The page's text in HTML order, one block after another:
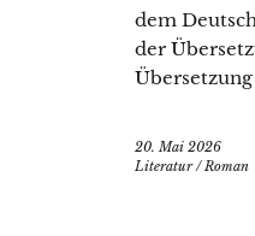
dem
der
20. Mai 2026
Literatur/Roman